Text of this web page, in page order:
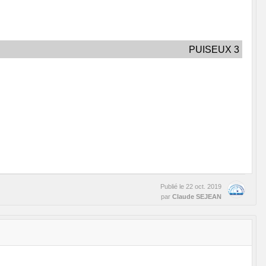
PUISEUX 3
Publié le 22 oct. 2019
par Claude SEJEAN